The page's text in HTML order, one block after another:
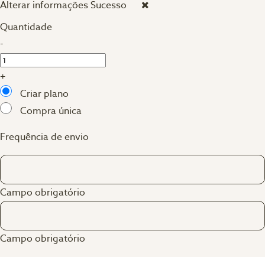
Alterar informaçõesSucesso
Quantidade
-
+
Criar plano
Compra única
Frequência de envio
Campo obrigatório
Campo obrigatório